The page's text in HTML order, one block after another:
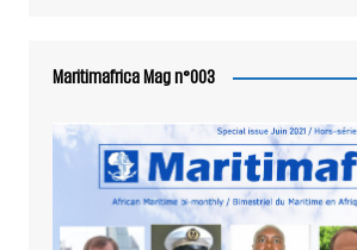
Maritimafrica Mag n°003